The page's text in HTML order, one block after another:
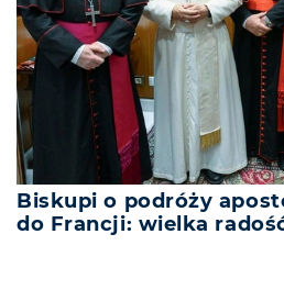
Biskupi o podróży
do Francji: wielka